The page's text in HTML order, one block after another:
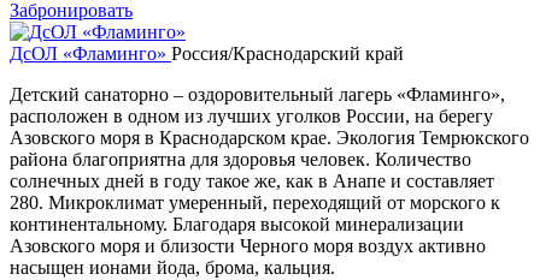
Забронировать
ДсОЛ «Фламинго» Россия/Краснодарский край
Детский санаторно – оздоровительный лагерь «Фламинго»,
расположен в одном из лучших уголков России, на берегу
Азовского моря в Краснодарском крае. Экология Темрюкского
района благоприятна для здоровья человек. Количество
солнечных дней в году такое же, как в Анапе и составляет
280. Микроклимат умеренный, переходящий от морского к
континентальному. Благодаря высокой минерализации
Азовского моря и близости Черного моря воздух активно
насыщен ионами йода, брома, кальция.